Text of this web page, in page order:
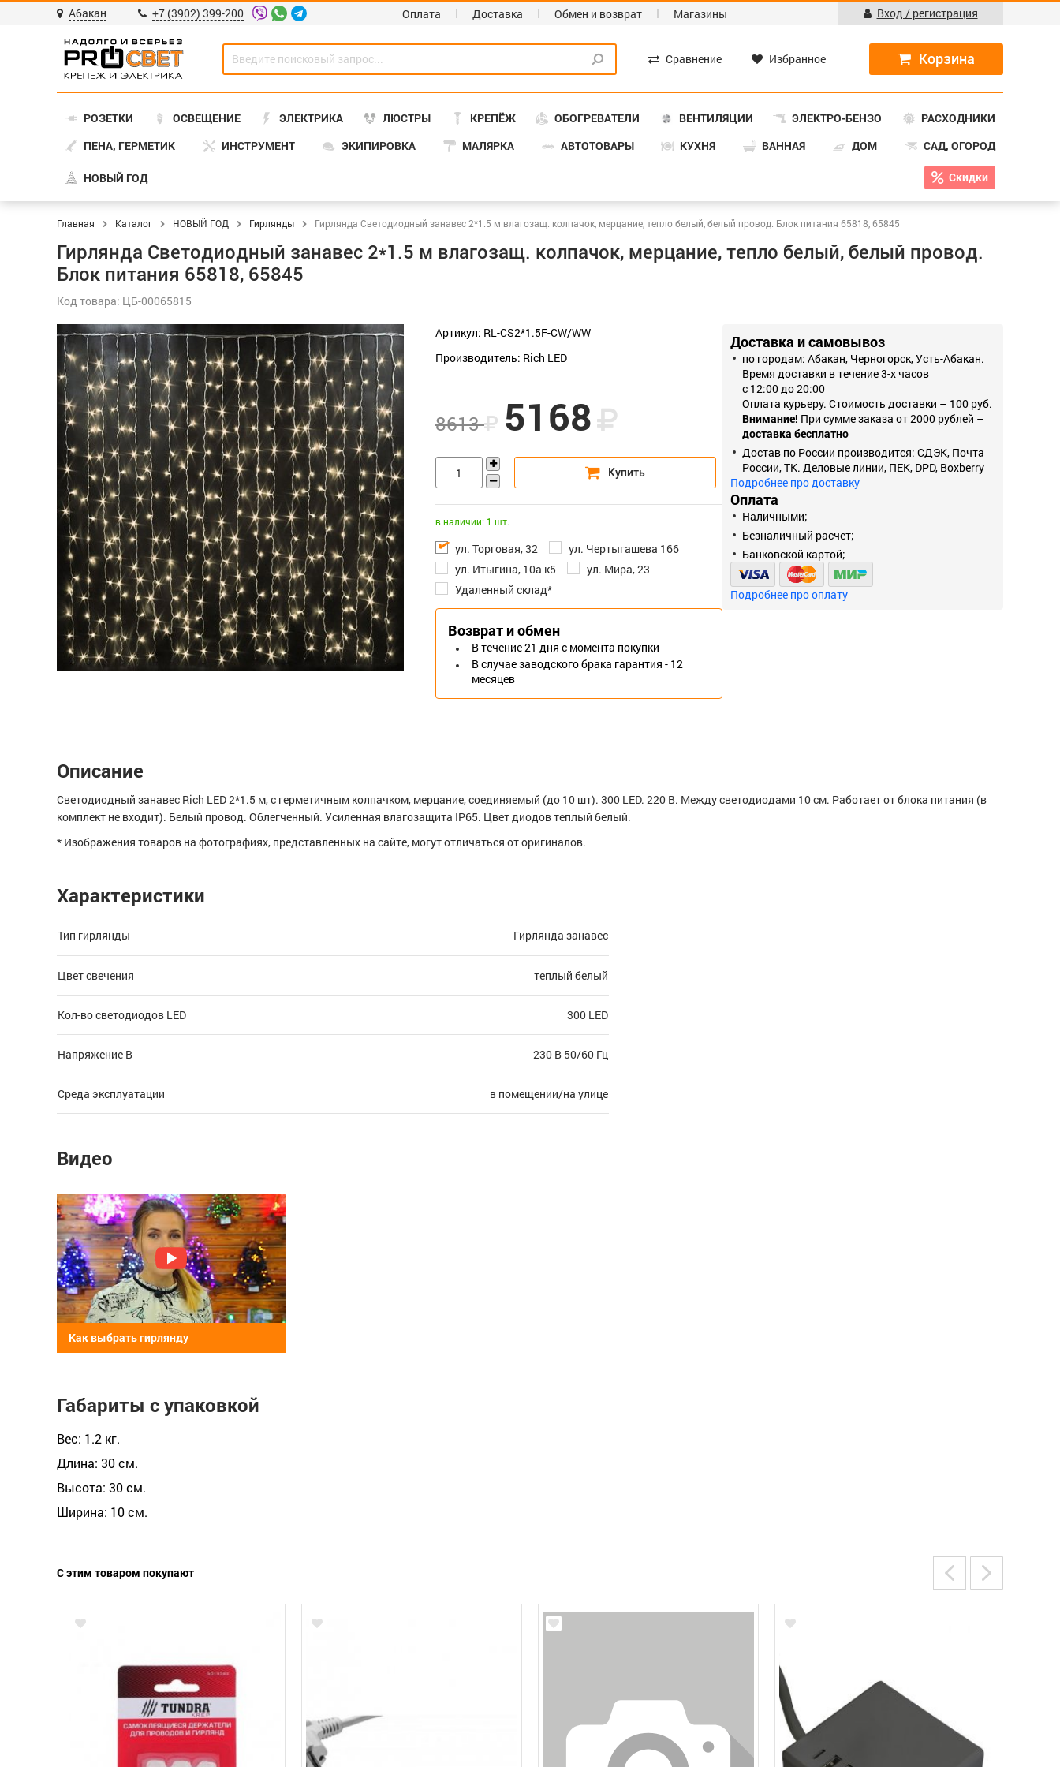
Абакан +7 (3902) 399-200 Оплата Доставка Обмен и возврат Магазины Вход / регистрация
Сравнение Избранное
РОЗЕТКИ ОСВЕЩЕНИЕ ЭЛЕКТРИКА ЛЮСТРЫ КРЕПЁЖ ОБОГРЕВАТЕЛИ ВЕНТИЛЯЦИИ ЭЛЕКТРО-БЕНЗО
РАСХОДНИКИ
ПЕНА, ГЕРМЕТИК
ИНСТРУМЕНТ ЭКИПИРОВКА МАЛЯРКА АВТОТОВАРЫ КУХНЯ ВАННАЯ ДОМ САД, ОГОРОД
НОВЫЙ ГОД Скидки
Главная Каталог НОВЫЙ ГОД Гирлянды Гирлянда Светодиодный занавес 2*1.5 м влагозащ. колпачок, мерцание, тепло белый, белый провод. Блок питания 65818, 65845
Гирлянда Светодиодный занавес 2*1.5 м влагозащ. колпачок, мерцание, тепло белый, белый провод.
Блок питания 65818, 65845
Код товара: ЦБ-00065815
Артикул: RL-CS2*1.5F-CW/WW
Производитель: Rich LED
8613 5168
в наличии: 1 шт.
ул. Торговая, 32
ул. Чертыгашева 166
ул. Итыгина, 10а к5
ул. Мира, 23
Удаленный склад*
Возврат и обмен
В течение 21 дня с момента покупки
В случае заводского брака гарантия - 12
месяцев
Доставка и самовывоз
по городам: Абакан, Черногорск, Усть-Абакан.
Время доставки в течение 3-х часов
с 12:00 до 20:00
Оплата курьеру. Стоимость доставки – 100 руб.
Внимание! При сумме заказа от 2000 рублей –
доставка бесплатно
Достав по России производится: СДЭК, Почта
России, ТК. Деловые линии, ПЕК, DPD, Boxberry
Подробнее про доставку
Оплата
Наличными;
Безналичный расчет;
Банковской картой;
Подробнее про оплату
Описание
Светодиодный занавес Rich LED 2*1.5 м, с герметичным колпачком, мерцание, соединяемый (до 10 шт). 300 LED. 220 В. Между светодиодами 10 см. Работает от блока питания (в
комплект не входит). Белый провод. Облегченный. Усиленная влагозащита IP65. Цвет диодов теплый белый.
* Изображения товаров на фотографиях, представленных на сайте, могут отличаться от оригиналов.
Характеристики
Тип гирлянды Гирлянда занавес
Цвет свечения теплый белый
Кол-во светодиодов LED 300 LED
Напряжение В 230 В 50/60 Гц
Среда эксплуатации в помещении/на улице
Видео
Как выбрать гирлянду
Габариты с упаковкой
Вес: 1.2 кг.
Длина: 30 см.
Высота: 30 см.
Ширина: 10 см.
С этим товаром покупают